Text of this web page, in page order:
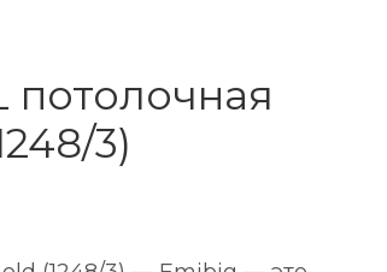
потолочная
3)